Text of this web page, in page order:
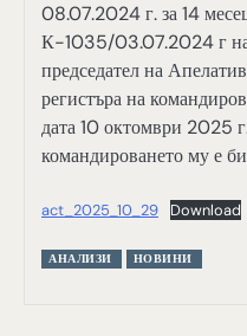
08.07.2024 г. за 14
К-1035/03.07.2024 г на
председател на
регистъра на
дата 10 октомври 2025
командироването му е
act_2025_10_29 Download
АНАЛИЗИ НОВИНИ